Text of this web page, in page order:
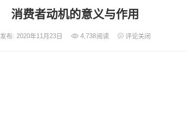
消费者动机的意义与作用
发布: 2020年11月23日 4,738阅读 评论关闭